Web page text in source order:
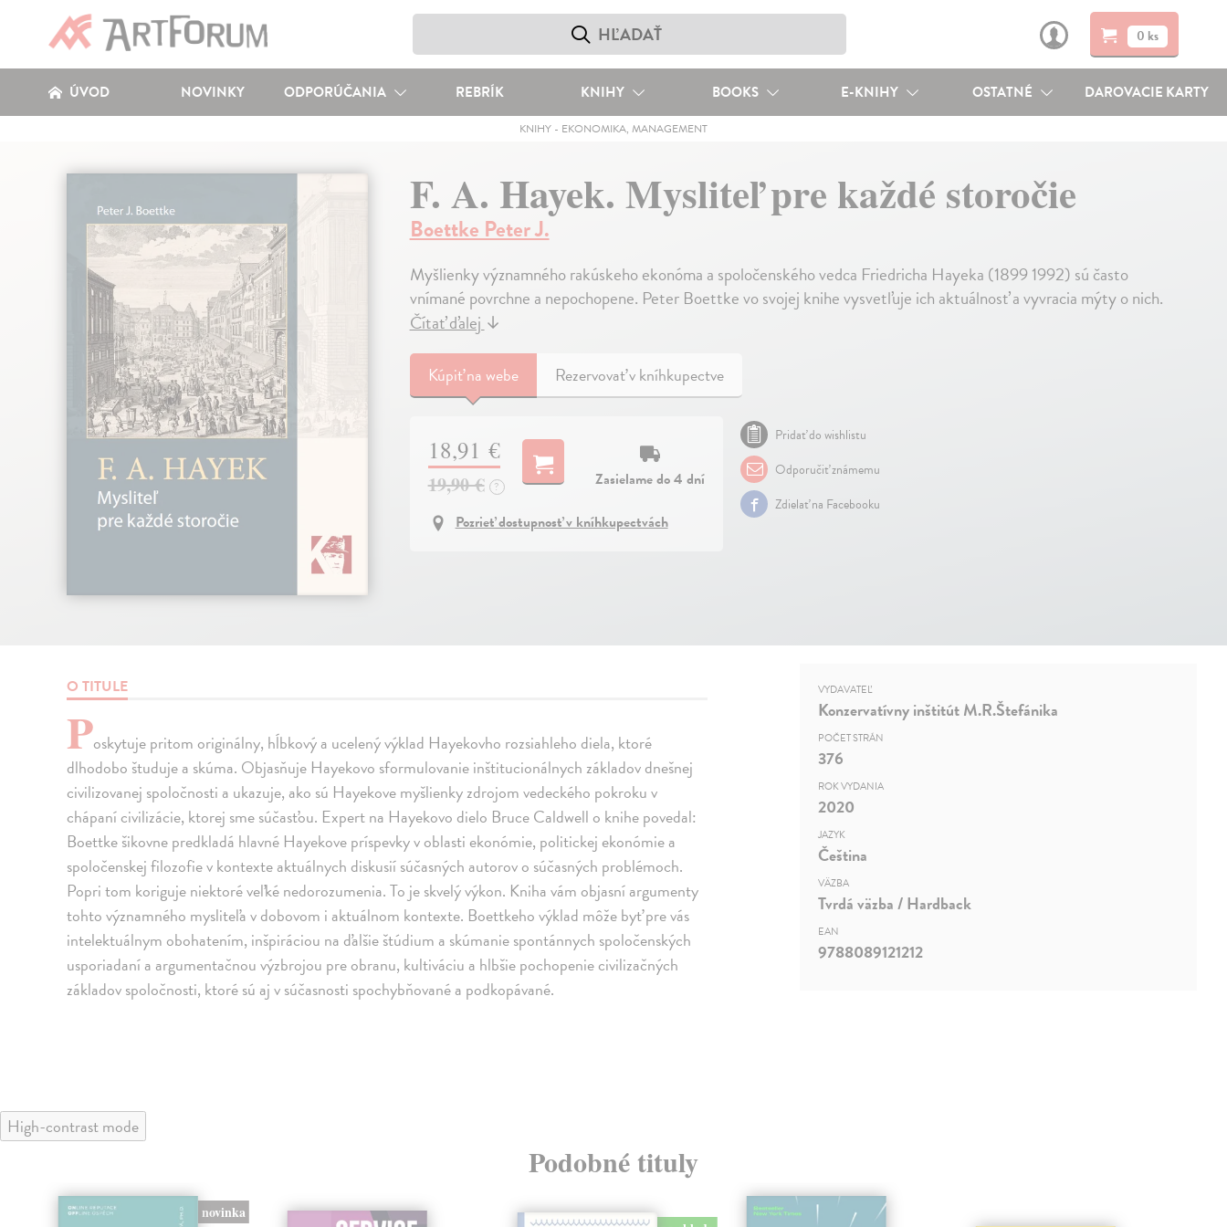
0 ks
ÚVOD NOVINKY ODPORÚČANIA REBRÍK KNIHY BOOKS E-KNIHY OSTATNÉ DAROVACIE KARTY
KNIHY- EKONOMIKA, MANAGEMENT
F. A. Hayek. Mysliteľ pre každé storočie
Boettke Peter J.
Myšlienky významného rakúskeho ekonóma a spoločenského vedca Friedricha Hayeka (1899 1992) sú často
vnímané povrchne a nepochopene. Peter Boettke vo svojej knihe vysvetľuje ich aktuálnosť a vyvracia mýty o nich.
Čítať ďalej↓
Kúpiťna webe Rezervovať v kníhkupectve
18,91 €
19,90 € ?
Zasielame do 4 dní
Pozrieť dostupnosť v kníhkupectvách
Pridať do wishlistu
Odporučiť známemu
Zdielať na Facebooku
O TITULE
Poskytuje pritom originálny, hĺbkový a ucelený výklad Hayekovho rozsiahleho diela, ktoré
dlhodobo študuje a skúma. Objasňuje Hayekovo sformulovanie inštitucionálnych základov dnešnej
civilizovanej spoločnosti a ukazuje, ako sú Hayekove myšlienky zdrojom vedeckého pokroku v
chápaní civilizácie, ktorej sme súčasťou. Expert na Hayekovo dielo Bruce Caldwell o knihe povedal:
Boettke šikovne predkladá hlavné Hayekove príspevky v oblasti ekonómie, politickej ekonómie a
spoločenskej filozofie v kontexte aktuálnych diskusií súčasných autorov o súčasných problémoch.
Popri tom koriguje niektoré veľké nedorozumenia. To je skvelý výkon. Kniha vám objasní argumenty
tohto významného mysliteľa v dobovom i aktuálnom kontexte. Boettkeho výklad môže byť pre vás
intelektuálnym obohatením, inšpiráciou na ďalšie štúdium a skúmanie spontánnych spoločenských
usporiadaní a argumentačnou výzbrojou pre obranu, kultiváciu a hlbšie pochopenie civilizačných
základov spoločnosti, ktoré sú aj v súčasnosti spochybňované a podkopávané.
VYDAVATEĽ
Konzervatívny inštitút M.R.Štefánika
POČET STRÁN
376
ROK VYDANIA
2020
JAZYK
Čeština
VÄZBA
Tvrdá väzba / Hardback
EAN
9788089121212
High-contrast mode
Podobné tituly
novinka